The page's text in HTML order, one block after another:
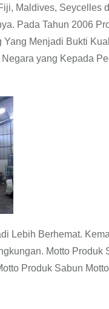
Maldives, Seycelles
Pada Tahun 2006
Menjadi Bukti
yang Kepada
Lebih Berhemat.
Motto Produk
Produk Sabun